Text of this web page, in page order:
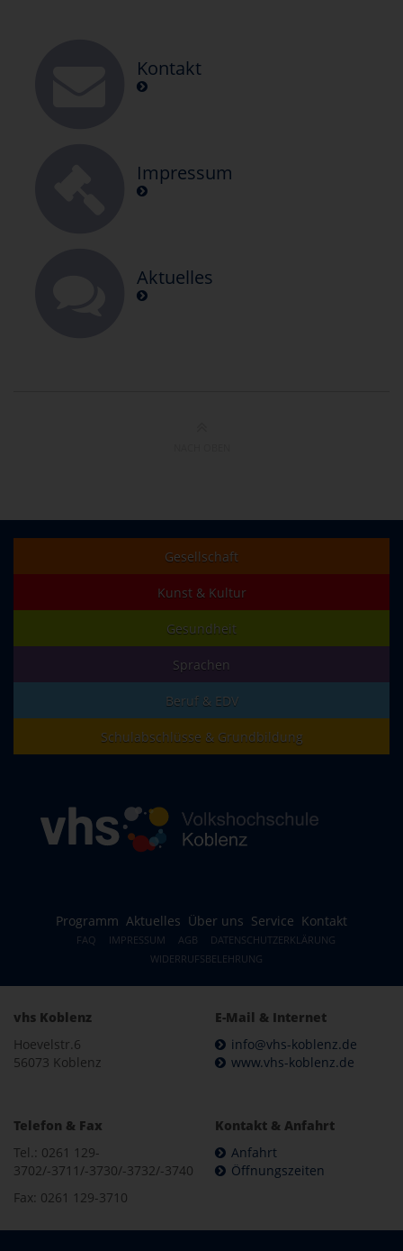
Kontakt
Impressum
Aktuelles
Gesellschaft
Kunst & Kultur
Gesundheit
Sprachen
Beruf & EDV
Schulabschlüsse & Grundbildung
Programm Aktuelles Über uns Service Kontakt
FAQ IMPRESSUM AGB
DATENSCHUTZERKLÄRUNG
WIDERRUFSBELEHRUNG
vhs Koblenz
Hoevelstr.6
56073 Koblenz
E-Mail & Internet
info@vhs-koblenz.de
www.vhs-koblenz.de
Telefon & Fax
Tel.: 0261 129-
3702/-3711/-3730/-3732/-3740
Fax: 0261 129-3710
Kontakt & Anfahrt
Anfahrt
Öffnungszeiten